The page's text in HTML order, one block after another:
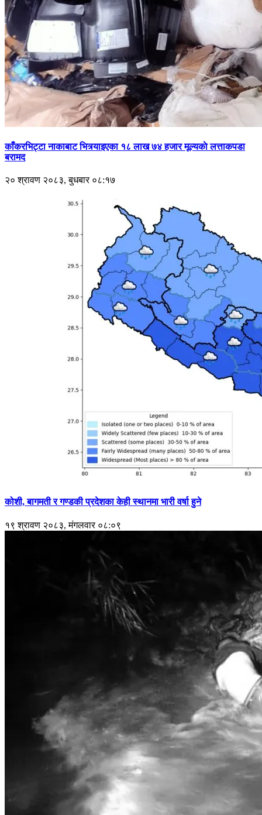
काँकरभिट्टा नाकाबाट भित्र्याइएका १८ लाख ७४ हजार मूल्यकाे लत्ताकपडा
बरामद
२० श्रावण २०८३, बुधबार ०८:१७
कोशी, बागमती र गण्डकी प्रदेशका केही स्थानमा भारी वर्षा हुने
१९ श्रावण २०८३, मंगलवार ०८:०९